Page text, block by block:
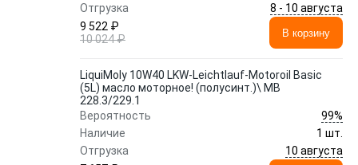
Отгрузка
8 - 10 августа
9 522 ₽
10 024 ₽
В корзину
LiquiMoly 10W40 LKW-Leichtlauf-Motoroil Basic
(5L) масло моторное! (полусинт.)\ MB
228.3/229.1
Вероятность
99%
Наличие
1 шт.
Отгрузка
10 августа